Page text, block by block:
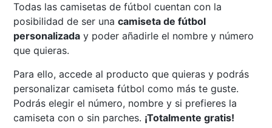
Todas las camisetas de fútbol cuentan con la
posibilidad de ser unacamiseta de fútbol
personalizada y poder añadirle el nombre y número
que quieras.
Para ello, accede al producto que quieras y podrás
personalizar camiseta fútbol como más te guste.
Podrás elegir el número, nombre y si prefieres la
camiseta con o sin parches. ¡Totalmente gratis!